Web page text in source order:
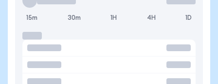
15m 30m 1H 4H 1D